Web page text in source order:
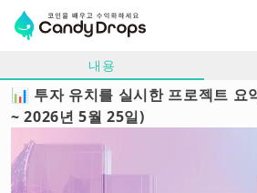
내용
📊 투자 유치를 실시한 프로젝트 요
~ 2026년 5월 25일)